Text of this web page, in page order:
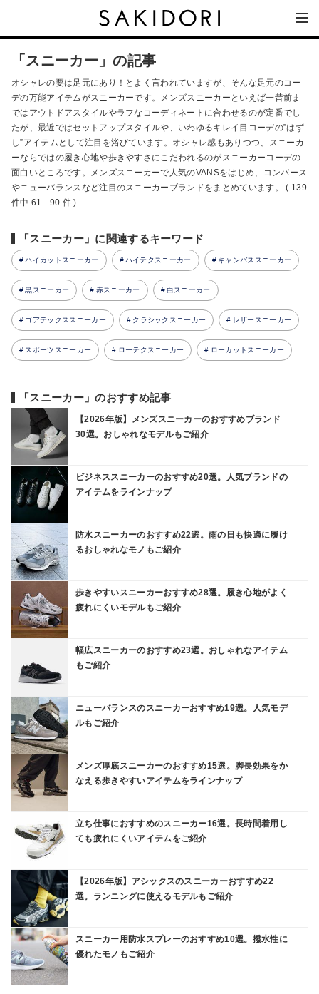
「スニーカー」の記事
オシャレの要は足元にあり！とよく言われていますが、そんな足元のコー
デの万能アイテムがスニーカーです。メンズスニーカーといえば一昔前ま
ではアウトドアスタイルやラフなコーディネートに合わせるのが定番でし
たが、最近ではセットアップスタイルや、いわゆるキレイ目コーデの”はず
し”アイテムとして注目を浴びています。オシャレ感もありつつ、スニーカ
ーならではの履き心地や歩きやすさにこだわれるのがスニーカーコーデの
面白いところです。メンズスニーカーで人気のVANSをはじめ、コンバース
やニューバランスなど注目のスニーカーブランドをまとめています。 ( 139
件中 61 - 90 件 )
「スニーカー」に関連するキーワード
ハイカットスニーカー ハイテクスニーカー キャンバススニーカー
黒スニーカー 赤スニーカー 白スニーカー
ゴアテックススニーカー クラシックスニーカー レザースニーカー
スポーツスニーカー ローテクスニーカー ローカットスニーカー
「スニーカー」のおすすめ記事
【2026年版】メンズスニーカーのおすすめブランド
30選。おしゃれなモデルもご紹介
ビジネススニーカーのおすすめ20選。人気ブランドの
アイテムをラインナップ
防水スニーカーのおすすめ22選。雨の日も快適に履け
るおしゃれなモノもご紹介
歩きやすいスニーカーおすすめ28選。履き心地がよく
疲れにくいモデルもご紹介
幅広スニーカーのおすすめ23選。おしゃれなアイテム
もご紹介
ニューバランスのスニーカーおすすめ19選。人気モデ
ルもご紹介
メンズ厚底スニーカーのおすすめ15選。脚長効果をか
なえる歩きやすいアイテムをラインナップ
立ち仕事におすすめのスニーカー16選。長時間着用し
ても疲れにくいアイテムをご紹介
【2026年版】アシックスのスニーカーおすすめ22
選。ランニングに使えるモデルもご紹介
スニーカー用防水スプレーのおすすめ10選。撥水性に
優れたモノもご紹介